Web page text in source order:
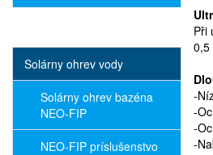
Solárny ohrev vody
Solárny ohrev bazéna
NEO-FIP
NEO-FIP príslušenstvo
Při
0,5
-
-
-
-